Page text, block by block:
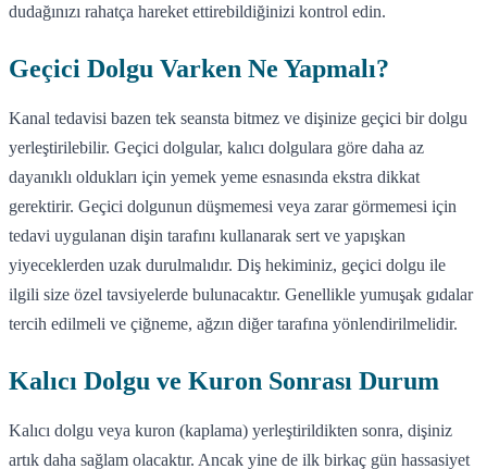
dudağınızı rahatça hareket ettirebildiğinizi kontrol edin.
Geçici Dolgu Varken Ne Yapmalı?
Kanal tedavisi bazen tek seansta bitmez ve dişinize geçici bir dolgu
yerleştirilebilir. Geçici dolgular, kalıcı dolgulara göre daha az
dayanıklı oldukları için yemek yeme esnasında ekstra dikkat
gerektirir. Geçici dolgunun düşmemesi veya zarar görmemesi için
tedavi uygulanan dişin tarafını kullanarak sert ve yapışkan
yiyeceklerden uzak durulmalıdır. Diş hekiminiz, geçici dolgu ile
ilgili size özel tavsiyelerde bulunacaktır. Genellikle yumuşak gıdalar
tercih edilmeli ve çiğneme, ağzın diğer tarafına yönlendirilmelidir.
Kalıcı Dolgu ve Kuron Sonrası Durum
Kalıcı dolgu veya kuron (kaplama) yerleştirildikten sonra, dişiniz
artık daha sağlam olacaktır. Ancak yine de ilk birkaç gün hassasiyet